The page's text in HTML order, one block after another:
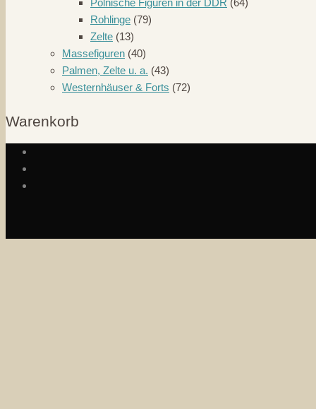
Rohlinge (79)
Zelte (13)
Massefiguren (40)
Palmen, Zelte u. a. (43)
Westernhäuser & Forts (72)
Warenkorb